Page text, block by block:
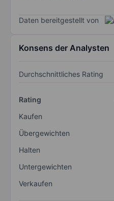
Daten bereitgestellt von
Konsens der Analysten
Durchschnittliches Rating
Rating
Kaufen
Übergewichten
Halten
Untergewichten
Verkaufen